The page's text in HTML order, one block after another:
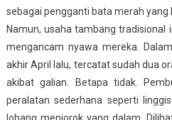
sebagai pengganti bata merah yang
Namun, usaha tambang tradisional
mengancam nyawa mereka.
akhir April lalu, tercatat sudah dua
akibat galian. Betapa tidak.
peralatan sederhana seperti
lobang menjorok yang dalam.